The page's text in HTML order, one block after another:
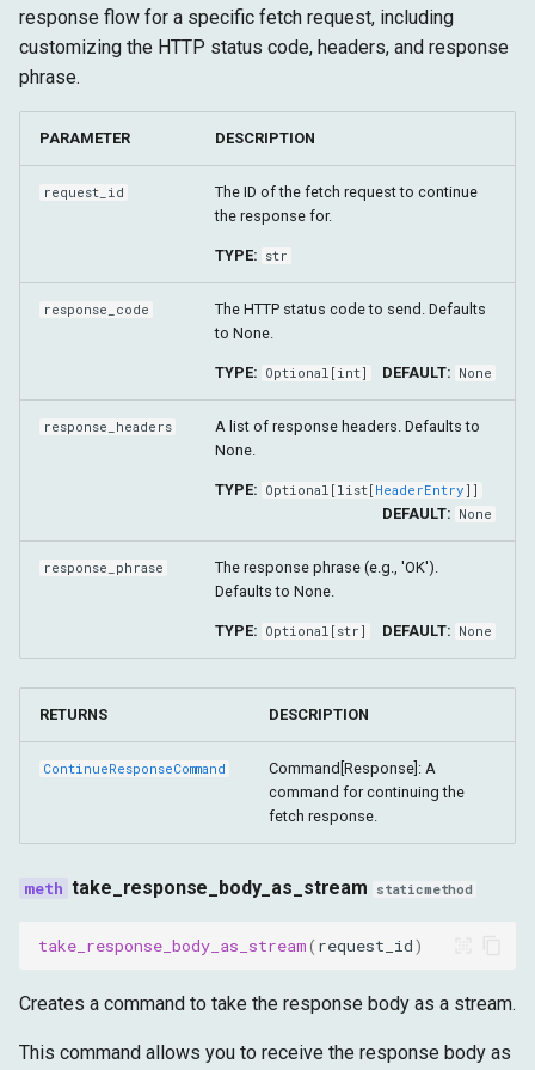
response flow for a specific fetch request, including
customizing the HTTP status code, headers, and response
phrase.
PARAMETER DESCRIPTION
request_id
The ID of the fetch request to continue
the response for.
TYPE: str
response_code
The HTTP status code to send. Defaults
to None.
TYPE: Optional [int] DEFAULT: None
response_headers
A list of response headers. Defaults to
None.
TYPE: Optional [list[HeaderEntry]]
DEFAULT: None
response_phrase
The response phrase (e.g., 'OK').
Defaults to None.
TYPE: Optional [str] DEFAULT: None
RETURNS DESCRIPTION
ContinueResponseCommand
Command[Response]: A
command for continuing the
fetch response.
take_response_body_as_stream staticmethod
take_response_body_as_stream( request_id)
Creates a command to take the response body as a stream.
This command allows you to receive the response body as